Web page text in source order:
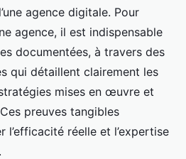
agence digitale. Pour
agence, il est indispensable
documentées, à travers des
qui détaillent clairement les
mises en œuvre et
preuves tangibles
l’efficacité réelle et l’expertise